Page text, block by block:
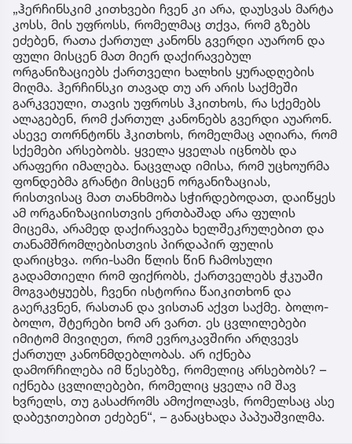
„ჰერჩინსკიმ კითხვები ჩვენ კი არა, დაუსვას მარტა
კოსს, მის უფროსს, რომელმაც თქვა, რომ გზებს
ეძებენ, რათა ქართულ კანონს გვერდი აუარონ და
ფული მისცენ მათ მიერ დაქირავებულ
ორგანიზაციებს ქართველი ხალხის ყურადღების
მიღმა. ჰერჩინსკი თავად თუ არ არის საქმეში
გარკვეული, თავის უფროსს ჰკითხოს, რა სქემებს
ალაგებენ, რომ ქართულ კანონებს გვერდი აუარონ.
ასევე თორნტონს ჰკითხოს, რომელმაც აღიარა, რომ
სქემები არსებობს. ყველა ყველას იცნობს და
არაფერი იმალება. ნაცვლად იმისა, რომ უცხოურმა
ფონდებმა გრანტი მისცენ ორგანიზაციას,
რისთვისაც მათ თანხმობა სჭირდებოდათ, დაიწყეს
ამ ორგანიზაციისთვის ერთბაშად არა ფულის
მიცემა, არამედ დაქირავება ხელშეკრულებით და
თანამშრომლებისთვის პირდაპირ ფულის
დარიცხვა. ორი-სამი წლის წინ ჩამოსული
გადამთიელი რომ ფიქრობს, ქართველებს ჭკუაში
მოგვატყუებს, ჩვენი ისტორია წაიკითხონ და
გაერკვნენ, რასთან და ვისთან აქვთ საქმე. ბოლო-
ბოლო, შტერები ხომ არ ვართ. ეს ცვლილებები
იმიტომ მივიღეთ, რომ ევროკავშირი არღვევს
ქართულ კანონმდებლობას. არ იქნება
დამორჩილება იმ წესებზე, რომელიც არსებობს? –
იქნება ცვლილებები, რომელიც ყველა იმ შავ
ხვრელს, თუ გასაძრომს ამოქოლავს, რომელსაც ასე
დაბეჯითებით ეძებენ“, – განაცხადა პაპუაშვილმა.